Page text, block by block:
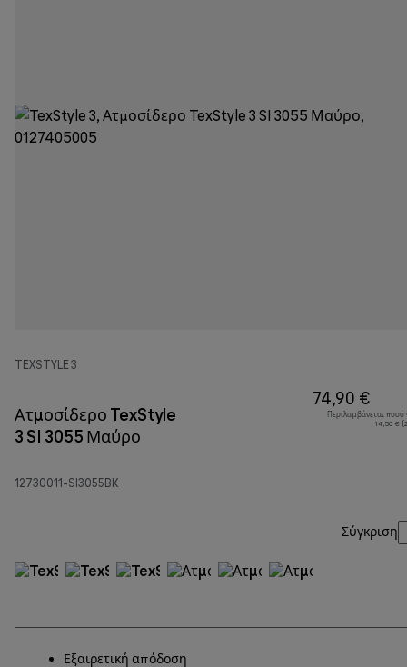
TEXSTYLE 3
Ατμοσίδερο TexStyle
3 SI 3055 Μαύρο
12730011-SI3055BK
74,90 €
Περιλαμβάνεται
14,50 €
Σύγκριση
Εξαιρετική απόδοση